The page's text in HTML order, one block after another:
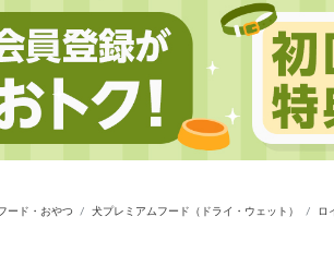
ード・おやつ 犬プレミアムフード（ドライ・ウェット） ロ